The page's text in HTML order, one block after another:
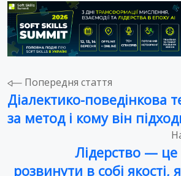
Навігація
записів
Попередня стаття
Діалектико-поведінкова
за метод і кому він
Лідерство — це
розвинути в собі якості,